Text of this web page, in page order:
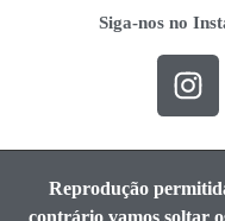
Siga-nos no
Reprodução